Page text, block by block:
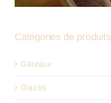
Catégories de produits
Gâteaux
Glaces